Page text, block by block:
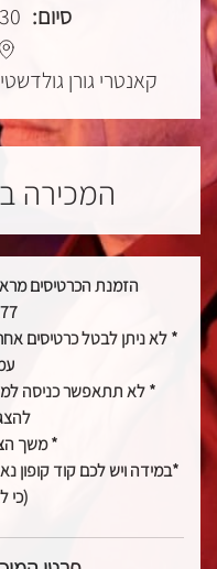
סיום:
קאנטרי גורן
המכירה
הזמנת הכרטיסים
* לא ניתן לבטל כרטיסים
* לא תתאפשר כניסה
* משך
*במידה ויש לכם קוד קופון
(כי